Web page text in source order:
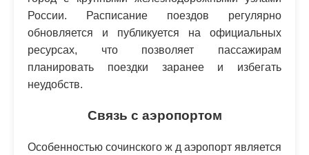
России. Расписание поездов регулярно
обновляется и публикуется на официальных
ресурсах, что позволяет пассажирам
планировать поездки заранее и избегать
неудобств.
Связь с аэропортом
Особенностью сочинского ж д аэропорт является